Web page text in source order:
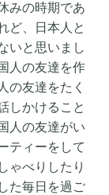
みの時期であ
ど、日本人と
いと思いまし
人の友達を作
の友達をたく
しかけること
人の友達がい
ティーをして
ゃべりしたり
た毎日を過ご